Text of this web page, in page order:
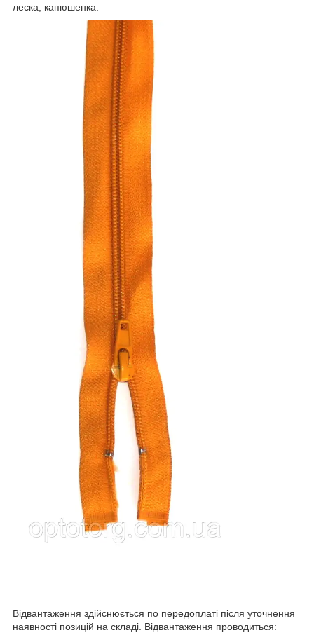
леска, капюшенка.
Відвантаження здійснюється по передоплаті після уточнення
наявності позицій на складі. Відвантаження проводиться: